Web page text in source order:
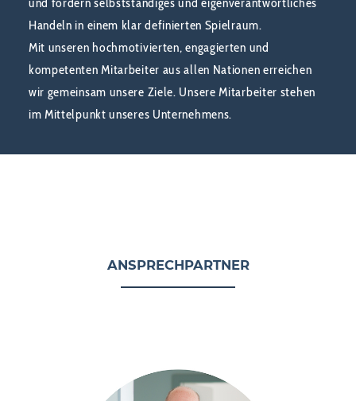
Handeln in einem klar definierten Spielraum.
Mit unseren hochmotivierten, engagierten und
kompetenten Mitarbeiter aus allen Nationen erreichen
wir gemeinsam unsere Ziele. Unsere Mitarbeiter stehen
im Mittelpunkt unseres Unternehmens.
ANSPRECHPARTNER